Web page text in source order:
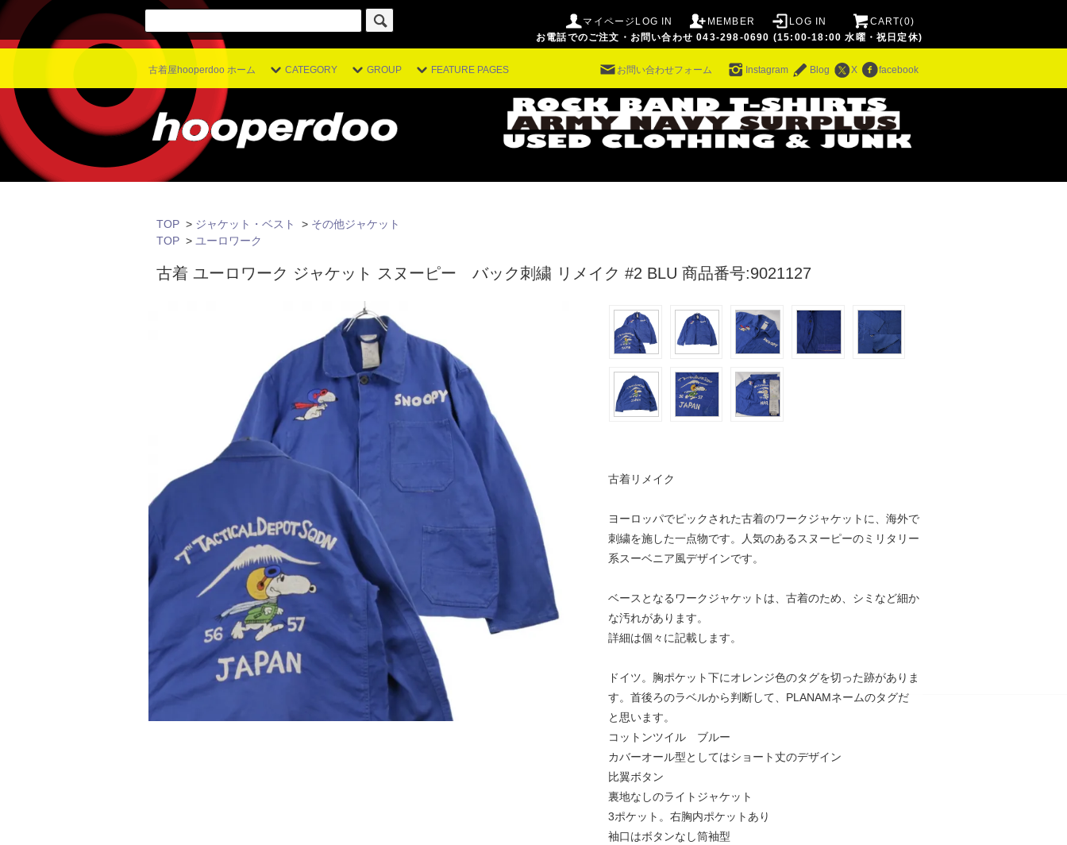
マイページLOG IN MEMBER LOG IN
CART(0)
お電話でのご注文・お問い合わせ 043-298-0690 (15:00-18:00 水曜・祝日定休)
古着屋hooperdoo ホーム CATEGORY GROUP FEATURE PAGES お問い合わせフォーム Instagram Blog X facebook
TOP > ジャケット・ベスト > その他ジャケット
TOP > ユーロワーク
古着 ユーロワーク ジャケット スヌーピー バック刺繍 リメイク #2 BLU 商品番号:9021127
古着リメイク
ヨーロッパでピックされた古着のワークジャケットに、海外で
刺繍を施した一点物です。人気のあるスヌーピーのミリタリー
系スーベニア風デザインです。
ベースとなるワークジャケットは、古着のため、シミなど細か
な汚れがあります。
詳細は個々に記載します。
ドイツ。胸ポケット下にオレンジ色のタグを切った跡がありま
す。首後ろのラベルから判断して、PLANAMネームのタグだ
と思います。
コットンツイル ブルー
カバーオール型としてはショート丈のデザイン
比翼ボタン
裏地なしのライトジャケット
3ポケット。右胸内ポケットあり
袖口はボタンなし筒袖型